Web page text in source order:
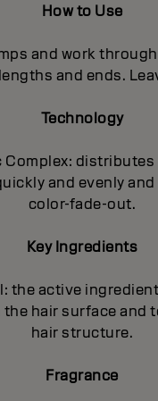
How to Use
and work
and ends.
Technology
Complex:
and evenly
color-fade-out.
Key Ingredients
the active
the hair surface and
hair structure.
Fragrance